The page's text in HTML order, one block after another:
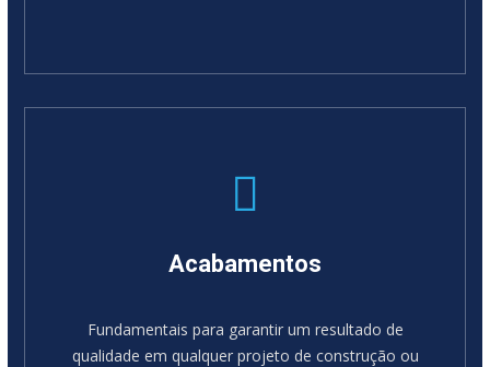
Acabamentos
Fundamentais para garantir um resultado de
qualidade em qualquer projeto de construção ou